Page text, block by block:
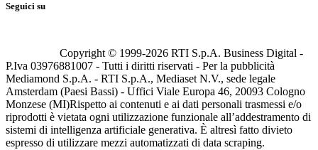
Seguici su
Copyright © 1999-2026 RTI S.p.A. Business Digital -
P.Iva 03976881007 - Tutti i diritti riservati - Per la pubblicità
Mediamond S.p.A. - RTI S.p.A., Mediaset N.V., sede legale
Amsterdam (Paesi Bassi) - Uffici Viale Europa 46, 20093 Cologno
Monzese (MI)Rispetto ai contenuti e ai dati personali trasmessi e/o
riprodotti è vietata ogni utilizzazione funzionale all’addestramento di
sistemi di intelligenza artificiale generativa. È altresì fatto divieto
espresso di utilizzare mezzi automatizzati di data scraping.